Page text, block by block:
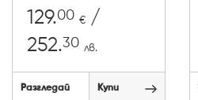
129.00 € /
252.30 лв.
Разгледай Купи